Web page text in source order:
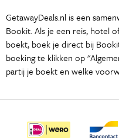
GetawayDeals.nl is een
Bookit. Als je een reis, hotel
boekt, boek je direct bij
boeking te klikken op
partij je boekt en welke